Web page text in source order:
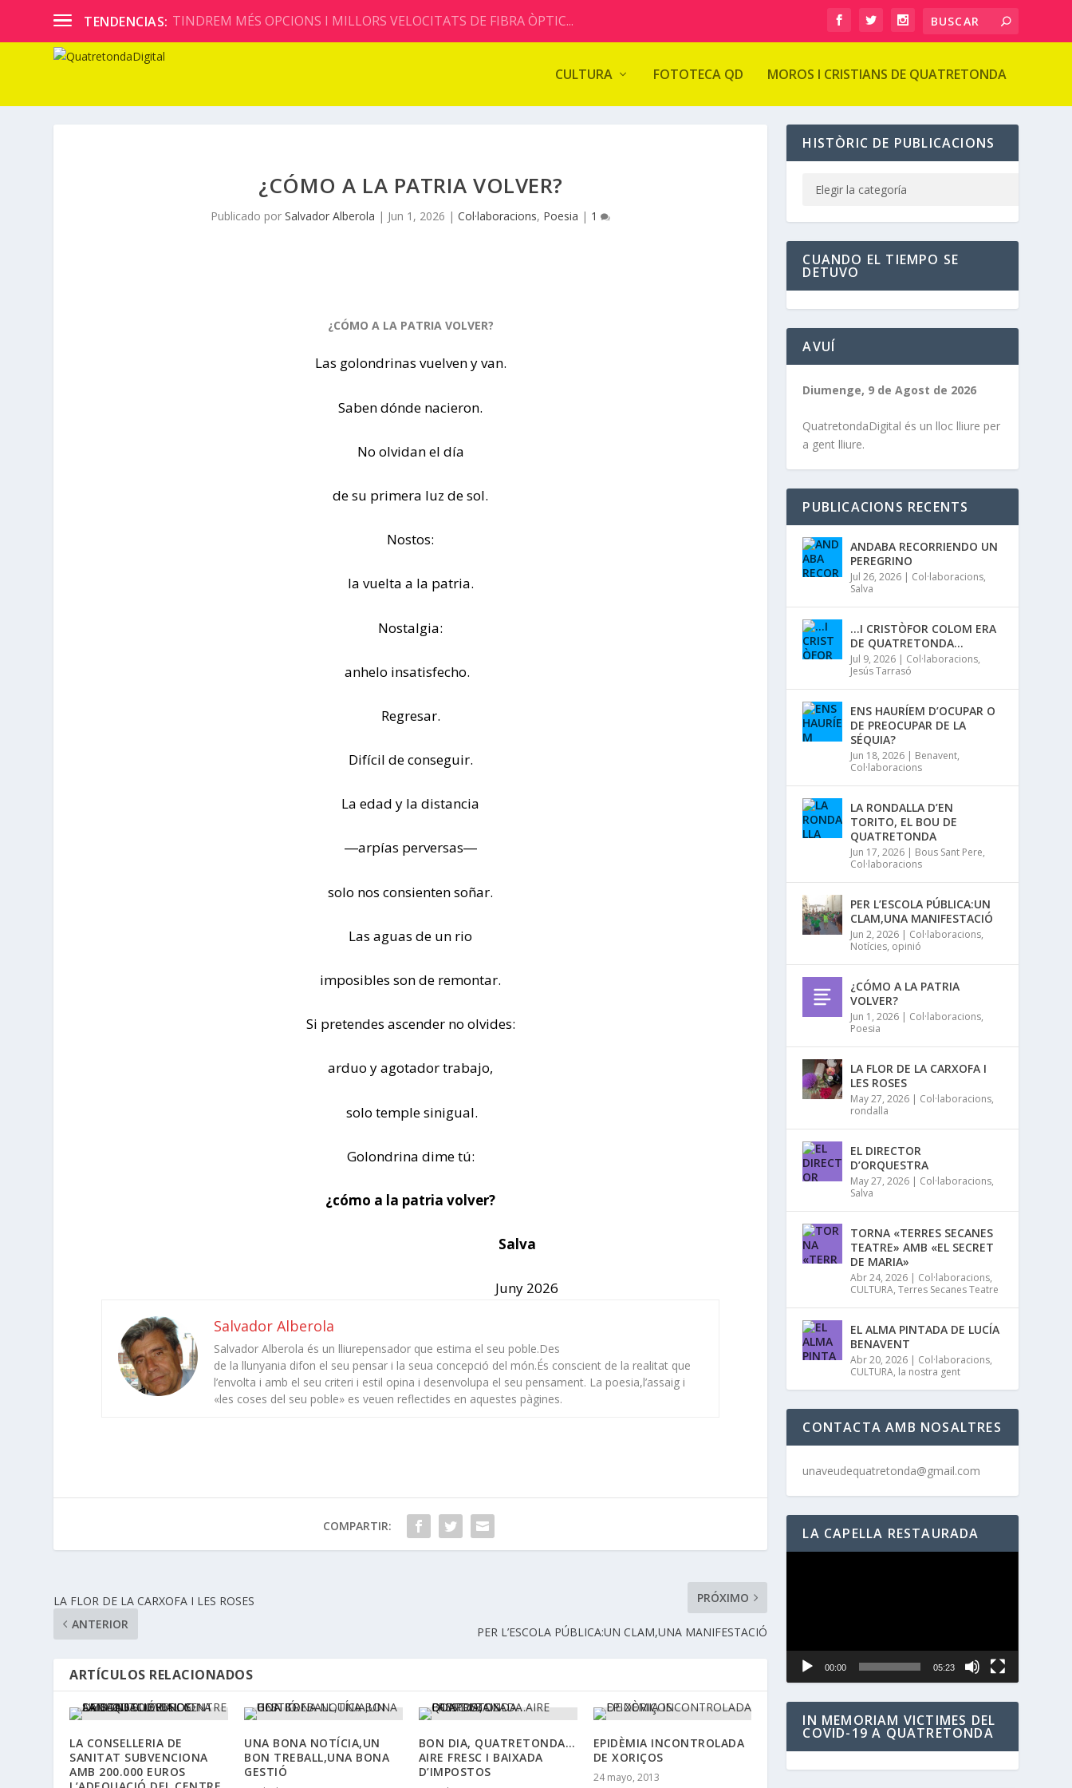
TENDENCIAS: TINDREM MÉS OPCIONS I MILLORS VELOCITATS DE FIBRA ÒPTIC...
CULTURA FOTOTECA QD MOROS I CRISTIANS DE QUATRETONDA
¿CÓMO A LA PATRIA VOLVER?
Publicado porSalvador Alberola | Jun 1, 2026 |Col·laboracions, Poesia | 1
¿CÓMO A LA PATRIA VOLVER?
Las golondrinas vuelven y van.
Saben dónde nacieron.
No olvidan el día
de su primera luz de sol.
Nostos:
la vuelta a la patria.
Nostalgia:
anhelo insatisfecho.
Regresar.
Difícil de conseguir.
La edad y la distancia
―arpías perversas―
solo nos consienten soñar.
Las aguas de un rio
imposibles son de remontar.
Si pretendes ascender no olvides:
arduo y agotador trabajo,
solo temple sinigual.
Golondrina dime tú:
¿cómo a la patria volver?
Salva
Juny 2026
Salvador Alberola
Salvador Alberola és un lliurepensador que estima el seu poble.Des
de la llunyania difon el seu pensar i la seua concepció del món.És conscient de la realitat que
l’envolta i amb el seu criteri i estil opina i desenvolupa el seu pensament. La poesia,l’assaig i
«les coses del seu poble» es veuen reflectides en aquestes pàgines.
COMPARTIR:
LA FLOR DE LA CARXOFA I LES ROSES
ANTERIOR
PRÓXIMO
PER L’ESCOLA PÚBLICA:UN CLAM,UNA MANIFESTACIÓ
ARTÍCULOS RELACIONADOS
LA CONSELLERIA DE
SANITAT SUBVENCIONA
AMB 200.000 EUROS
UNA BONA NOTÍCIA,UN
BON TREBALL,UNA BONA
GESTIÓ
BON DIA, QUATRETONDA…
AIRE FRESC I BAIXADA
D’IMPOSTOS
EPIDÈMIA INCONTROLADA
DE XORIÇOS
24 mayo, 2013
HISTÒRIC DE PUBLICACIONS
CUANDO EL TIEMPO SE
DETUVO
AVUÍ
Diumenge, 9 de Agost de 2026
QuatretondaDigital és un lloc lliure per
a gent lliure.
PUBLICACIONS RECENTS
ANDABA RECORRIENDO UN
PEREGRINO
Jul 26, 2026 | Col·laboracions,
Salva
…I CRISTÒFOR COLOM ERA
DE QUATRETONDA…
Jul 9, 2026 | Col·laboracions,
Jesús Tarrasó
ENS HAURÍEM D’OCUPAR O
DE PREOCUPAR DE LA
SÉQUIA?
Jun 18, 2026 | Benavent,
Col·laboracions
LA RONDALLA D’EN
TORITO, EL BOU DE
QUATRETONDA
Jun 17, 2026 | Bous Sant Pere,
Col·laboracions
PER L’ESCOLA PÚBLICA:UN
CLAM,UNA MANIFESTACIÓ
Jun 2, 2026 | Col·laboracions,
Notícies, opinió
¿CÓMO A LA PATRIA
VOLVER?
Jun 1, 2026 | Col·laboracions,
Poesia
LA FLOR DE LA CARXOFA I
LES ROSES
May 27, 2026 | Col·laboracions,
rondalla
EL DIRECTOR
D’ORQUESTRA
May 27, 2026 | Col·laboracions,
Salva
TORNA «TERRES SECANES
TEATRE» AMB «EL SECRET
DE MARIA»
Abr 24, 2026 | Col·laboracions,
CULTURA,Terres Secanes Teatre
EL ALMA PINTADA DE LUCÍA
BENAVENT
Abr 20, 2026 | Col·laboracions,
CULTURA, la nostra gent
CONTACTA AMB NOSALTRES
unaveudequatretonda@gmail.com
LA CAPELLA RESTAURADA
00:00 05:23
IN MEMORIAM VICTIMES DEL
COVID-19 A QUATRETONDA